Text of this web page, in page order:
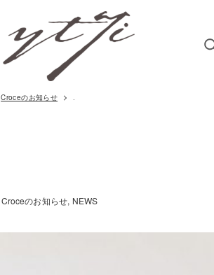
Croceのお知らせ .
Croceのお知らせ NEWS